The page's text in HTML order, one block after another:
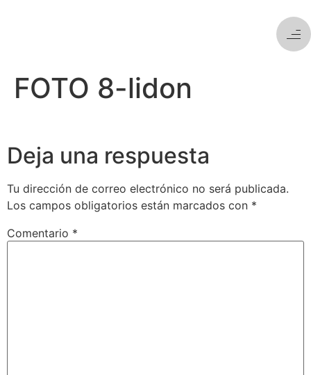
FOTO 8-lidon
Deja una respuesta
Tu dirección de correo electrónico no será publicada.
Los campos obligatorios están marcados con *
Comentario *